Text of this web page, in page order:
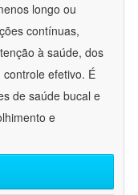
longo ou
contínuas,
à saúde, dos
efetivo. É
de saúde bucal e
e